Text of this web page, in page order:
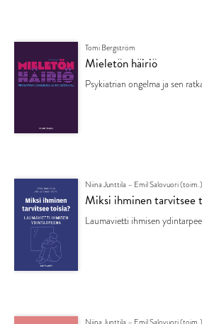
Tomi Bergström
Mieletön häiriö
Psykiatrian ongelma ja sen
Niina Junttila – Emil Salovuori (toim.)
Miksi ihminen tarvitsee
Laumavietti ihmisen